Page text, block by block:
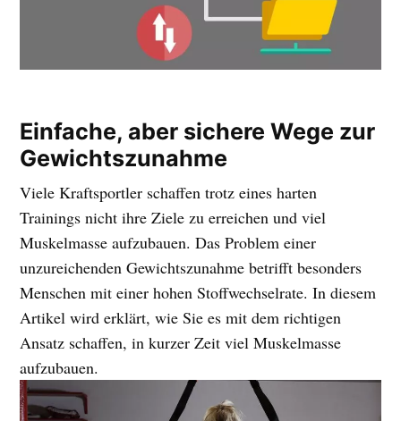
Einfache, aber sichere Wege zur
Gewichtszunahme
Viele Kraftsportler schaffen trotz eines harten
Trainings nicht ihre Ziele zu erreichen und viel
Muskelmasse aufzubauen. Das Problem einer
unzureichenden Gewichtszunahme betrifft besonders
Menschen mit einer hohen Stoffwechselrate. In diesem
Artikel wird erklärt, wie Sie es mit dem richtigen
Ansatz schaffen, in kurzer Zeit viel Muskelmasse
aufzubauen.